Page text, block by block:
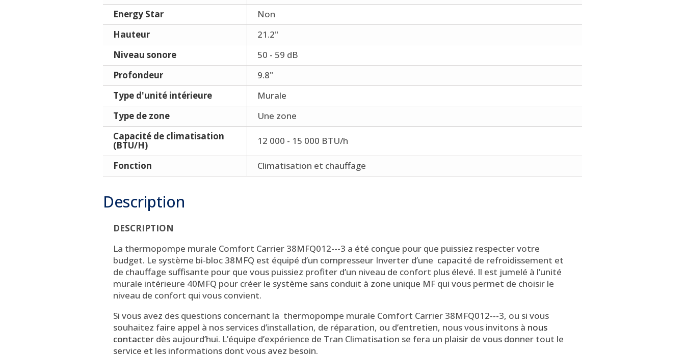
Energy Star
Non
Hauteur
21.2"
Niveau sonore
50 - 59 dB
Profondeur
9.8"
Type d'unité intérieure
Murale
Type de zone
Une zone
Capacité de climatisation
(BTU/H) 12 000 - 15 000 BTU/h
Fonction Climatisation et chauffage
Description
DESCRIPTION
La thermopompe murale Comfort Carrier 38MFQ012---3 a été conçue pour que puissiez respecter votre
budget. Le système bi-bloc 38MFQ est équipé d’un compresseur Inverter d’une capacité de refroidissement et
de chauffage suffisante pour que vous puissiez profiter d’un niveau de confort plus élevé. Il est jumelé à l’unité
murale intérieure 40MFQ pour créer le système sans conduit à zone unique MF qui vous permet de choisir le
niveau de confort qui vous convient.
Si vous avez des questions concernant la thermopompe murale Comfort Carrier 38MFQ012---3, ou si vous
souhaitez faire appel à nos services d’installation, de réparation, ou d’entretien, nous vous invitons à nous
contacter dès aujourd’hui. L’équipe d’expérience de Tran Climatisation se fera un plaisir de vous donner tout le
service et les informations dont vous avez besoin.